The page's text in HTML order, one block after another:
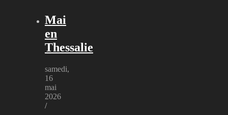
Mai
en
Thessalie
samedi,
16
mai
2026
/